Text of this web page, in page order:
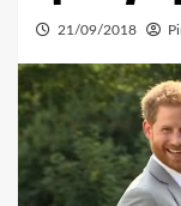
21/09/2018